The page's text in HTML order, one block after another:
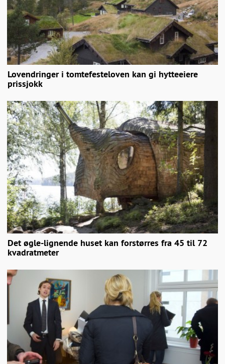
Lovendringer i tomtefesteloven kan gi hytteeiere
prissjokk
Det øgle-lignende huset kan forstørres fra 45 til 72
kvadratmeter